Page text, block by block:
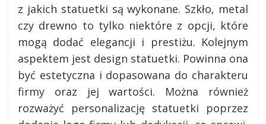
z jakich statuetki są wykonane. Szkło, metal
czy drewno to tylko niektóre z opcji, które
mogą dodać elegancji i prestiżu. Kolejnym
aspektem jest design statuetki. Powinna ona
być estetyczna i dopasowana do charakteru
firmy oraz jej wartości. Można również
rozważyć personalizację statuetki poprzez